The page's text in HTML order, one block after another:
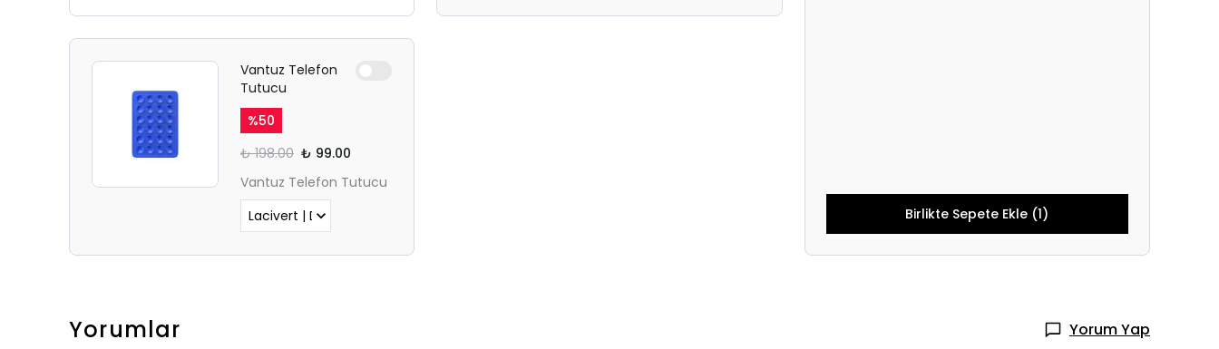
Vantuz Telefon
Tutucu
%50
₺ 198.00 ₺ 99.00
Vantuz Telefon Tutucu
Birlikte Sepete Ekle (1)
Yorumlar Yorum Yap